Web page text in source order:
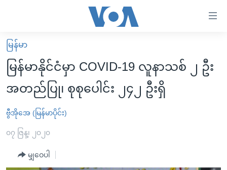
လွယ်ကူ
စေ
များ
ပင်မ
မူလစာမျက်နှာ
မြန်မာ
ကမ္ဘာ့သတင်းများ
နိုင်ငံတကာ
အမေရိကန်
အစ္စရေး-ပါလက်စတိုင်း
ဗွီဒီယို
သတင်းလွတ်လပ်ခွင့်
အင်္ဂလိပ်စာလေ့လာမယ်
မြန်မာ
မြန်မာနိုင်ငံမှာ COVID-19 လူနာသစ် ၂ ဦး
အတည်ပြု၊ စုစုပေါင်း ၂၄၂ ဦးရှိ
ဗွီအိုအေ (မြန်မာပိုင်း)
၀၇ ဇြန္၊ ၂၀၂၀
မျှဝေပါ